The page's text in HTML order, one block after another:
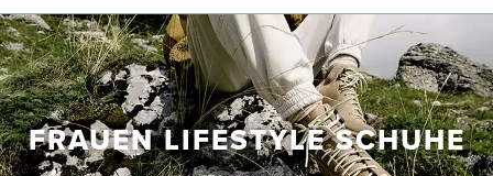
FRAUEN LIFESTYLE SCHUHE